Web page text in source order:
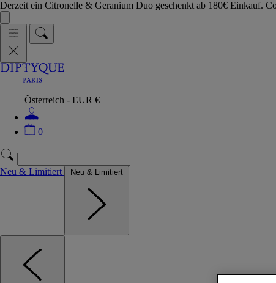
Derzeit ein Citronelle & Geranium Duo geschenkt ab 180€ Einkauf.
Österreich - EUR €
0
Neu & Limitiert Neu & Limitiert